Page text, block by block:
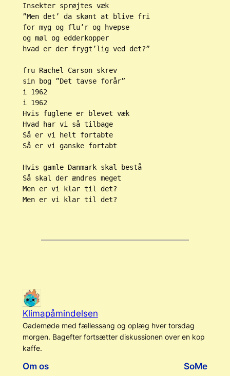
Insekter sprøjtes væk
”Men det’ da skønt at blive fri
for myg og flu’r og hvepse
og møl og edderkopper
hvad er der frygt’lig ved det?”
fru Rachel Carson skrev
sin bog ”Det tavse forår”
i 1962
i 1962
Hvis fuglene er blevet væk
Hvad har vi så tilbage
Så er vi helt fortabte
Så er vi ganske fortabt
Hvis gamle Danmark skal bestå
Så skal der ændres meget
Men er vi klar til det?
Klimapåmindelsen
Gademøde med fællessang og oplæg hver torsdag
morgen. Bagefter fortsætter diskussionen over en kop
kaffe.
Om os SoMe